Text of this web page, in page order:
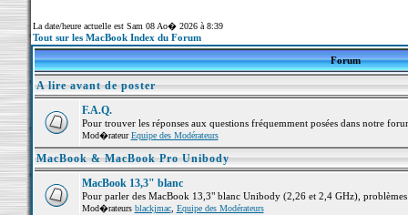
La date/heure actuelle est Sam 08 Ao� 2026 à 8:39
Tout sur les MacBook Index du Forum
Forum
A lire avant de poster
F.A.Q.
Pour trouver les réponses aux questions fréquemment posées dans notre
Mod�rateurEquipe des Modérateurs
MacBook & MacBook Pro Unibody
MacBook 13,3" blanc
Pour parler des MacBook 13,3" blanc Unibody (2,26 et 2,4 GHz),
Mod�rateurs blackjmac, Equipe des Modérateurs